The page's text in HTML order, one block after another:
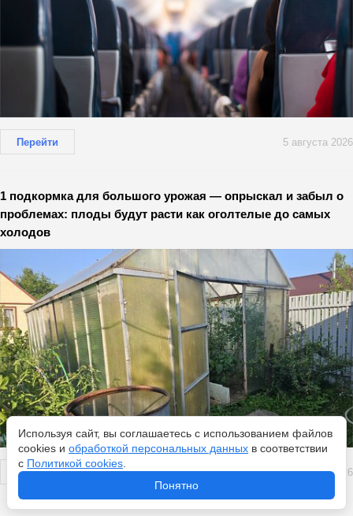
Перейти 5 августа 2026
1 подкормка для большого урожая — опрыскал и забыл о
проблемах: плоды будут расти как оголтелые до самых
холодов
Перейти 5 августа 2026
Используя сайт, вы соглашаетесь с использованием файлов
cookies и обработкой персональных данных в соответствии
с Политикой cookies
Понятно